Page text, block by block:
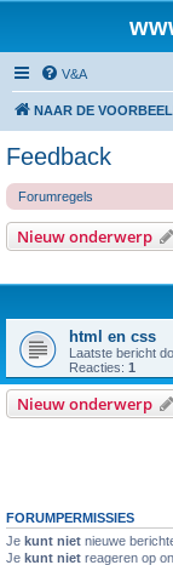
V&A
NAAR DE
Feedback
Forumregels
Nieuw onderwerp
html en css
Laatste bericht
Reacties: 1
Nieuw onderwerp
FORUMPERMISSIES
Je kunt niet nieuwe
Je kunt niet reageren op